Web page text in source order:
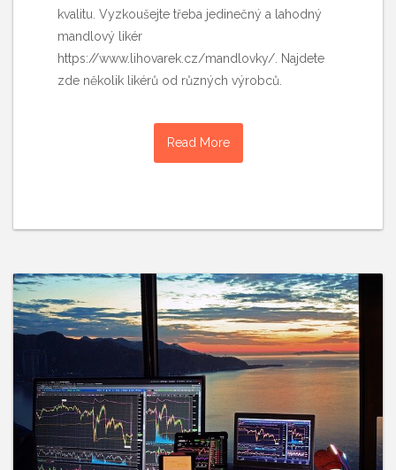
kvalitu. Vyzkoušejte třeba jedinečný a lahodný
mandlový likér
https://www.lihovarek.cz/mandlovky/. Najdete
zde několik likérů od různých výrobců.
Read More